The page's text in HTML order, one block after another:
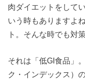
肉ダイエットをして
いう時もありますよ
ト。そんな時でも対
それは「低GI食品」
ク・インデックス）